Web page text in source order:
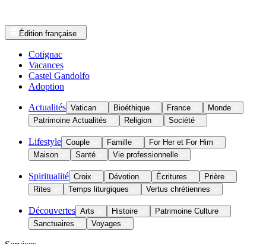
Édition française
Cotignac
Vacances
Castel Gandolfo
Adoption
Actualités Vatican Bioéthique France
Monde
Patrimoine Actualités
Religion Société
Lifestyle Couple Famille
For Her et For Him
Maison
Santé Vie professionnelle
Spiritualité Croix Dévotion Écritures
Prière
Rites
Temps liturgiques Vertus chrétiennes
Découvertes Arts Histoire
Patrimoine Culture
Sanctuaires
Voyages